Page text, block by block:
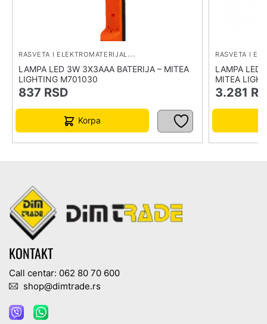
R
ASVETA I ELEKTROMATERIJAL
,RASVETA I IZVORI SVETLA
LAMPA LED 3W 3X3AAA BATERIJA – MITEA
LIGHTING M701030
837 RSD
Korpa
LAMPA LED
MITEA
3.281
KONTAKT
Call centar: 062 80 70 600
shop@dimtrade.rs